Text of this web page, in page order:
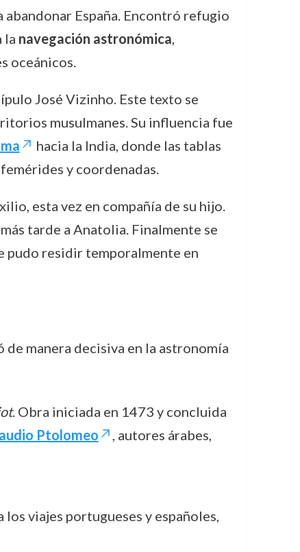
España. Encontró refugio
la navegación astronómica,
oceánicos.
José Vizinho. Este texto se
musulmanes. Su influencia fue
hacia la India, donde las tablas
y coordenadas.
esta vez en compañía de su hijo.
más tarde a Anatolia. Finalmente se
pudo residir temporalmente en
manera decisiva en la astronomía
. Obra iniciada en 1473 y concluida
Ptolomeo
, autores árabes,
viajes portugueses y españoles,